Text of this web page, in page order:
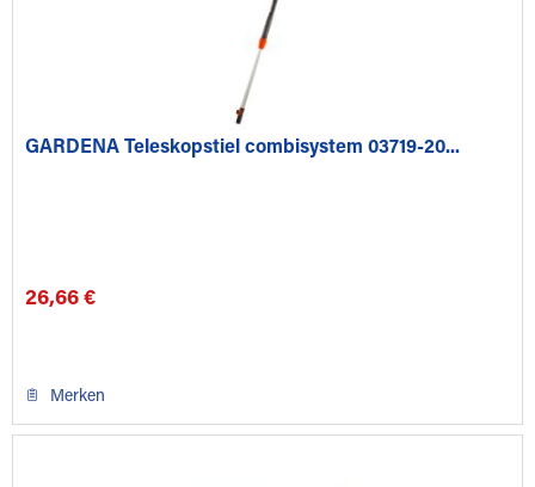
GARDENA Teleskopstiel combisystem 03719-20...
26,66 €
Merken